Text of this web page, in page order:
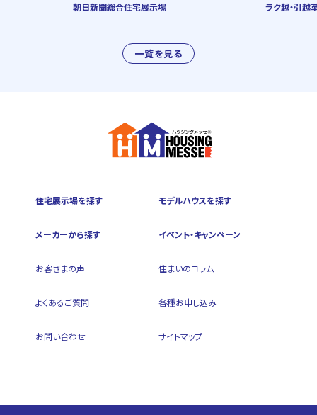
一覧を見る
朝日新聞総合住宅展示場 ラク越・引越
住宅展示場を探す モデルハウスを探す
メーカーから探す イベント・キャンペーン
お客さまの声 住まいのコラム
よくあるご質問 各種お申し込み
お問い合わせ サイトマップ